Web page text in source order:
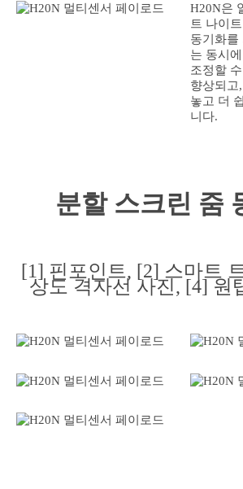
H20N은
트 나이
동기화를
는 동시
조정할
향상되고
놓고 더
니다.
분할 스크린 줌
[1] 핀포인트, [2] 스마트
상도 격자선 사진, [4] 원